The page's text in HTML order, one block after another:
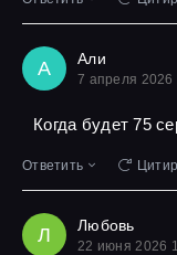
А Али
7 апреля 2026
Когда будет 75
Ответить
Л Любовь
22 июня 2026